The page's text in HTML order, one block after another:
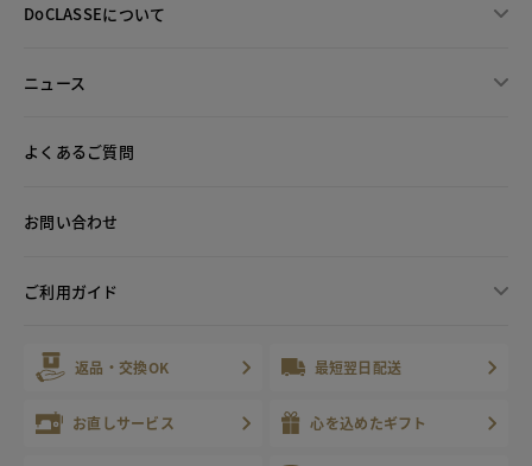
DoCLASSEについて
ニュース
よくあるご質問
お問い合わせ
ご利用ガイド
返品・交換OK 最短翌日配送
お直しサービス 心を込めたギフト